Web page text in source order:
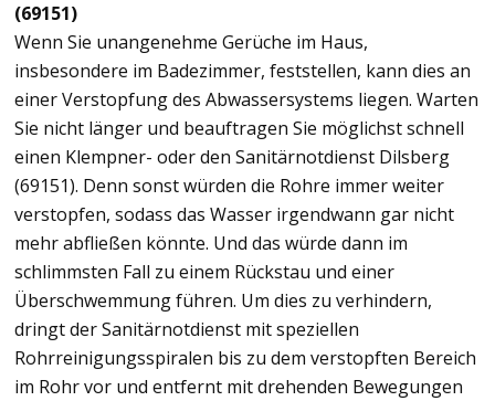
(69151)
Wenn Sie unangenehme Gerüche im Haus,
insbesondere im Badezimmer, feststellen, kann dies an
einer Verstopfung des Abwassersystems liegen. Warten
Sie nicht länger und beauftragen Sie möglichst schnell
einen Klempner- oder den Sanitärnotdienst Dilsberg
(69151). Denn sonst würden die Rohre immer weiter
verstopfen, sodass das Wasser irgendwann gar nicht
mehr abfließen könnte. Und das würde dann im
schlimmsten Fall zu einem Rückstau und einer
Überschwemmung führen. Um dies zu verhindern,
dringt der Sanitärnotdienst mit speziellen
Rohrreinigungsspiralen bis zu dem verstopften Bereich
im Rohr vor und entfernt mit drehenden Bewegungen